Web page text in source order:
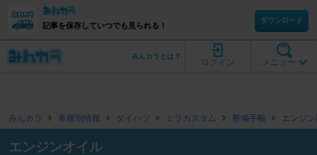
記事を保存していつでも見られる！
ダウンロード
メニュー
ログイン
みんカラとは？
みんカラ 車種別情報 ダイハツ ミラカスタム 整備手帳 エンジ
エンジンオイル